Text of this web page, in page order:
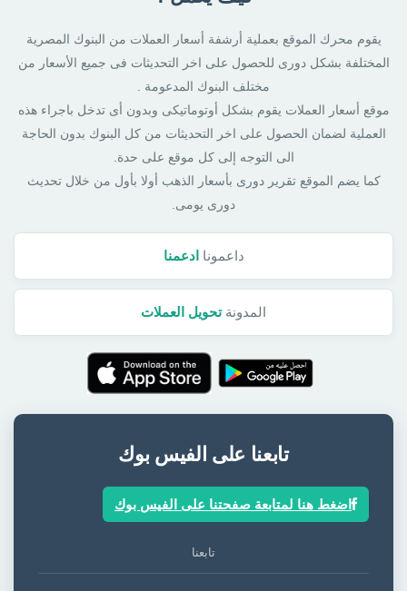
يقوم محرك الموقع بعملية أرشفة أسعار العملات من البنوك المصرية
المختلفة بشكل دورى للحصول على اخر التحديثات فى جميع الأسعار من
مختلف البنوك المدعومة .
موقع أسعار العملات يقوم بشكل أوتوماتيكى وبدون أى تدخل باجراء هذه
العملية لضمان الحصول على اخر التحديثات من كل البنوك بدون الحاجة
الى التوجه إلى كل موقع على حدة.
كما يضم الموقع تقرير دورى بأسعار الذهب أولا بأول من خلال تحديث
دورى يومى.
داعمونا ادعمنا
المدونةتحويل العملات
تابعنا على الفيس بوك
اضغط هنا لمتابعة صفحتنا على الفيس بوك
تابعنا